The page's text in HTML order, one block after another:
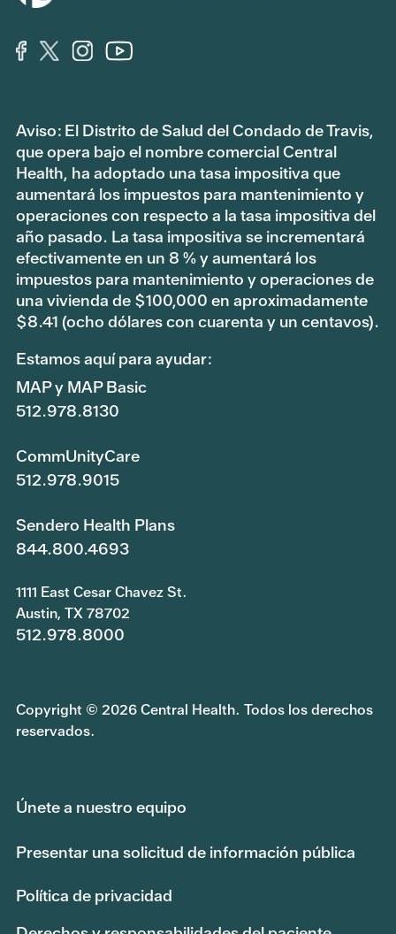
Aviso: El Distrito de Salud del Condado de Travis,
que opera bajo el nombre comercial Central
Health, ha adoptado una tasa impositiva que
aumentará los impuestos para mantenimiento y
operaciones con respecto a la tasa impositiva del
año pasado. La tasa impositiva se incrementará
efectivamente en un 8 % y aumentará los
impuestos para mantenimiento y operaciones de
una vivienda de $100,000 en aproximadamente
$8.41 (ocho dólares con cuarenta y un centavos).
Estamos aquí para ayudar:
MAP y MAP Basic
512.978.8130
CommUnityCare
512.978.9015
Sendero Health Plans
844.800.4693
1111 East Cesar Chavez St.
Austin, TX 78702
512.978.8000
Copyright © 2026 Central Health. Todos los derechos
reservados.
Únete a nuestro equipo
Presentar una solicitud de información pública
Política de privacidad